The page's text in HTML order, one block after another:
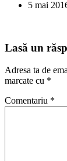
5 mai
Lasă un
Adresa ta de
marcate cu *
Comentariu *